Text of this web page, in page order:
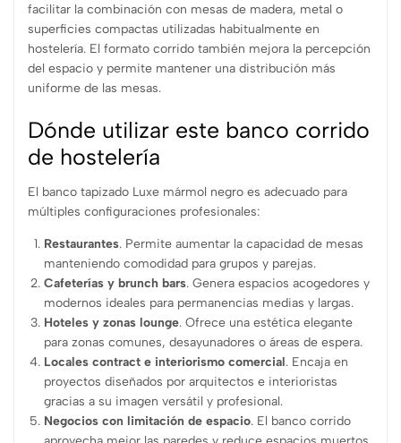
facilitar la combinación con mesas de madera, metal o
superficies compactas utilizadas habitualmente en
hostelería. El formato corrido también mejora la percepción
del espacio y permite mantener una distribución más
uniforme de las mesas.
Dónde utilizar este banco corrido
de hostelería
El banco tapizado Luxe mármol negro es adecuado para
múltiples configuraciones profesionales:
Restaurantes. Permite aumentar la capacidad de mesas
manteniendo comodidad para grupos y parejas.
Cafeterías y brunch bars. Genera espacios acogedores y
modernos ideales para permanencias medias y largas.
Hoteles y zonas lounge. Ofrece una estética elegante
para zonas comunes, desayunadores o áreas de espera.
Locales contract e interiorismo comercial. Encaja en
proyectos diseñados por arquitectos e interioristas
gracias a su imagen versátil y profesional.
Negocios con limitación de espacio. El banco corrido